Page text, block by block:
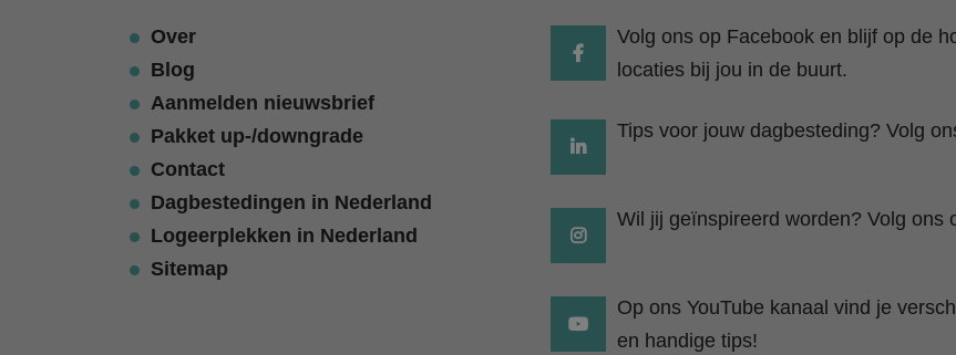
Over
Blog
Aanmelden nieuwsbrief
Pakket up-/downgrade
Contact
Dagbestedingen in Nederland
Logeerplekken in Nederland
Sitemap
Volg ons op Facebook en blijf op de
locaties bij jou in de buurt.
Tips voor jouw dagbesteding? Volg
Wil jij geïnspireerd worden? Volg ons
Op ons YouTube kanaal vind je
en handige tips!